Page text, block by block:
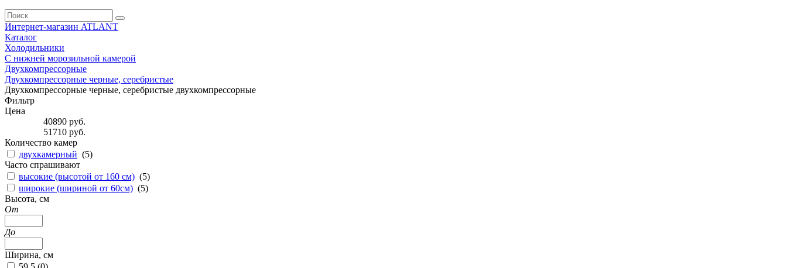
Интернет-магазин ATLANT
Каталог
Холодильники
С нижней морозильной камерой
Двухкомпрессорные
Двухкомпрессорные черные, серебристые
Двухкомпрессорные черные, серебристые двухкомпрессорные
Фильтр
Цена
40890 руб.
51710 руб.
Количество камер
двухкамерный (5)
Часто спрашивают
высокие (высотой от 160 см) (5)
широкие (шириной от 60см) (5)
Высота, см
От
До
Ширина, см